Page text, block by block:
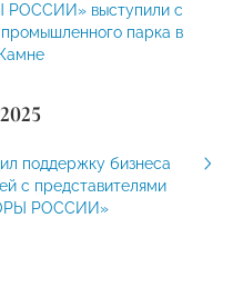
РОССИИ» выступили с
парка в
поддержку бизнеса
с представителями
РОССИИ»